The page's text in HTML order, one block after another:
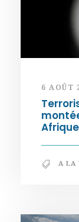
6 AOÛT
Afrique
A LA